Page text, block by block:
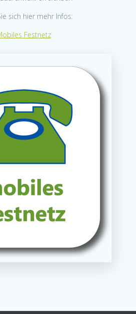
sich hier mehr Infos:
Festnetz